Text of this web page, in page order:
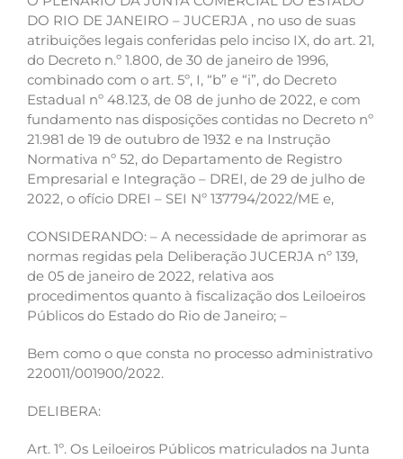
DO RIO DE JANEIRO – JUCERJA , no uso de suas
atribuições legais conferidas pelo inciso IX, do art. 21,
do Decreto n.º 1.800, de 30 de janeiro de 1996,
combinado com o art. 5º, I, “b” e “i”, do Decreto
Estadual nº 48.123, de 08 de junho de 2022, e com
fundamento nas disposições contidas no Decreto nº
21.981 de 19 de outubro de 1932 e na Instrução
Normativa nº 52, do Departamento de Registro
Empresarial e Integração – DREI, de 29 de julho de
2022, o ofício DREI – SEI Nº 137794/2022/ME e,
CONSIDERANDO: – A necessidade de aprimorar as
normas regidas pela Deliberação JUCERJA nº 139,
de 05 de janeiro de 2022, relativa aos
procedimentos quanto à fiscalização dos Leiloeiros
Públicos do Estado do Rio de Janeiro; –
Bem como o que consta no processo administrativo
220011/001900/2022.
DELIBERA:
Art. 1º. Os Leiloeiros Públicos matriculados na Junta